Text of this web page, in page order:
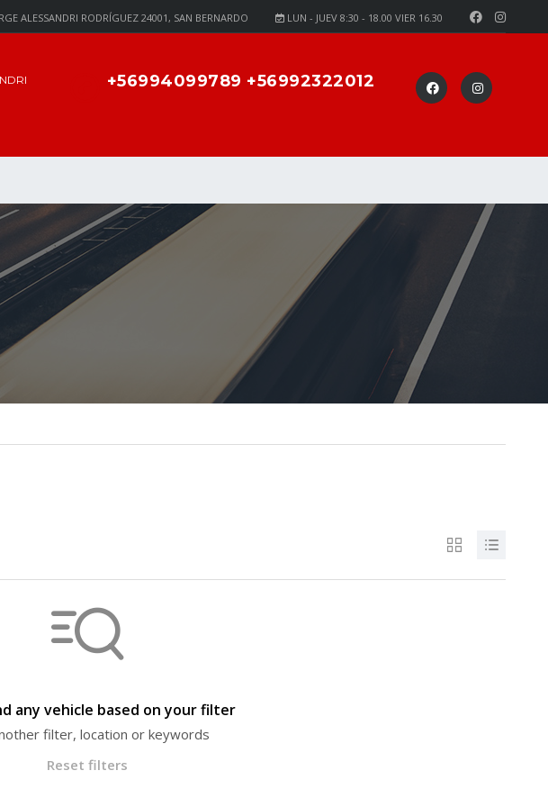
LUN - JUEV 8:30 - 18.00 VIER 16.30
ALESSANDRI RODRÍGUEZ 24001, SAN BERNARDO
+56994099789 +56992322012
any vehicle based on your filter
filter, location or keywords
Reset filters